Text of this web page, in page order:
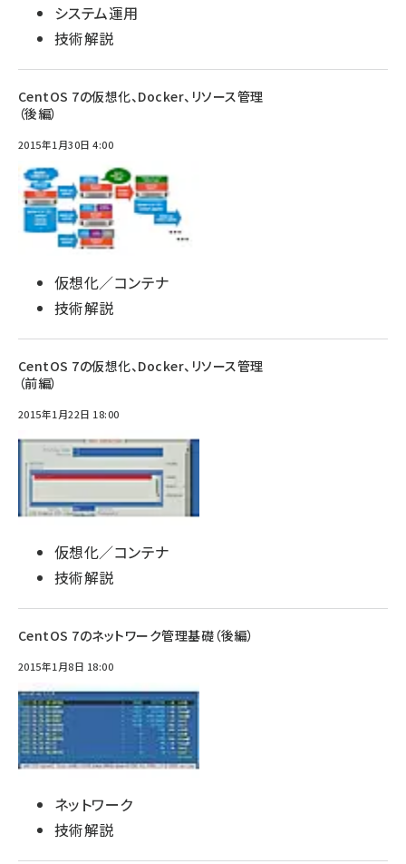
システム運用
技術解説
CentOS 7の仮想化、Docker、リソース管理
（後編）
2015年1月30日 4:00
仮想化／コンテナ
技術解説
CentOS 7の仮想化、Docker、リソース管理
（前編）
2015年1月22日 18:00
仮想化／コンテナ
技術解説
CentOS 7のネットワーク管理基礎（後編）
2015年1月8日 18:00
ネットワーク
技術解説